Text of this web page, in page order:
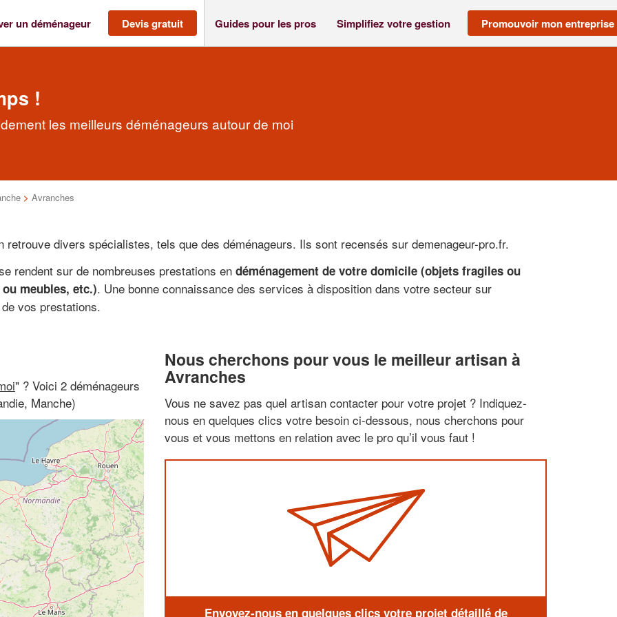
un déménageur Devis gratuit Guides pour les pros Simplifiez votre gestion Promouvoir mon entreprise
!
les meilleurs déménageurs autour de moi
> Avranches
retrouve divers spécialistes, tels que des déménageurs. Ils sont recensés sur demenageur-pro.fr.
rendent sur de nombreuses prestations en déménagement de votre domicile (objets fragiles ou
meubles, etc.). Une bonne connaissance des services à disposition dans votre secteur sur
vos prestations.
" ? Voici 2 déménageurs
Manche)
Nous cherchons pour vous le meilleur artisan à
Avranches
Vous ne savez pas quel artisan contacter pour votre projet ? Indiquez-
nous en quelques clics votre besoin ci-dessous, nous cherchons pour
vous et vous mettons en relation avec le pro qu’il vous faut !
Envoyez-nous en quelques clics votre projet détaillé de